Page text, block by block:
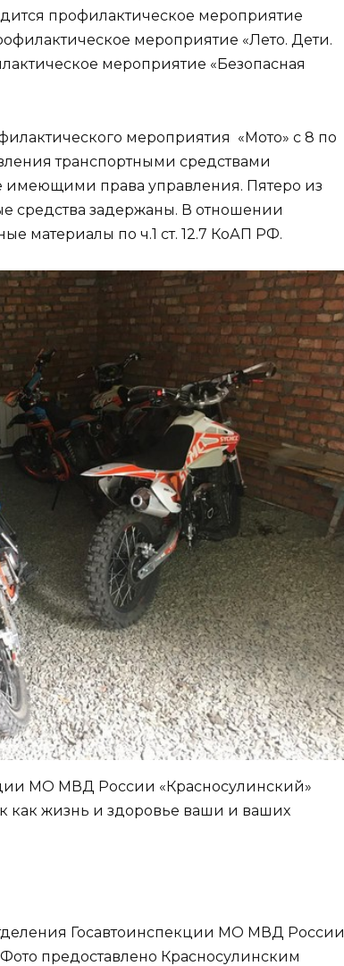
профилактическое мероприятие
мероприятие «Лето. Дети.
мероприятие «Безопасная
мероприятия «Мото» с 8 по
транспортными средствами
права управления. Пятеро из
средства задержаны. В отношении
материалы по ч.1 ст. 12.7 КоАП РФ.
МО МВД России «Красносулинский»
как жизнь и здоровье ваши и ваших
Госавтоинспекции МО МВД России
предоставлено Красносулинским